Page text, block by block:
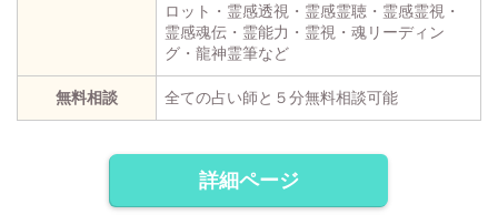
ロット・霊感透視・霊感霊聴・霊感霊視・
霊感魂伝・霊能力・霊視・魂リーディン
グ・龍神霊筆など
無料相談 全ての占い師と５分無料相談可能
詳細ページ